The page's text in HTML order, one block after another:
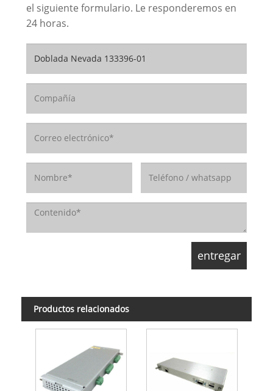
el siguiente formulario. Le responderemos en
24 horas.
Productos relacionados